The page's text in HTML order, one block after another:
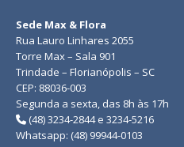
Sede Max & Flora
Rua Lauro Linhares 2055
Torre Max – Sala 901
Trindade – Florianópolis – SC
CEP: 88036-003
Segunda a sexta, das 8h às 17h
(48) 3234-2844 e 3234-5216
Whatsapp: (48) 99944-0103